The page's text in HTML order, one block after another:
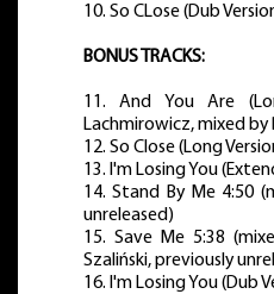
10. So CLose (Dub
BONUS TRACKS:
11. And You Are
Lachmirowicz, mixed by
12. So Close (Long
13. I'm Losing You
14. Stand By Me 4:50
unreleased)
15. Save Me 5:38
Szaliński, previously
16. I'm Losing You (Dub